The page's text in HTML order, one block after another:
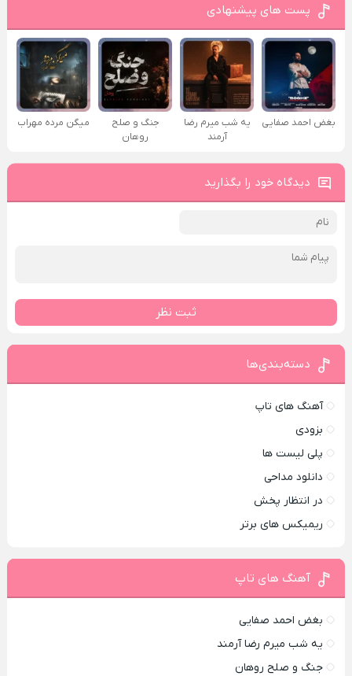
پست های پیشنهادی
بغض احمد صفایی
یه شب میرم رضا
آرمند
جنگ و صلح
روهان
میگن مرده مهراب
دیدگاه خود را بگذارید
ثبت نظر
دسته‌بندی‌ها
آهنگ های تاپ
بزودی
پلی لیست ها
دانلود مداحی
در انتظار پخش
ریمیکس های برتر
آهنگ های تاپ
بغض احمد صفایی
یه شب میرم رضا آرمند
جنگ و صلح روهان